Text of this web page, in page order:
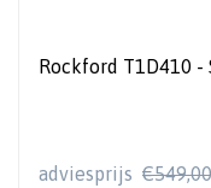
Rockford T1D410 -
adviesprijs €549,00